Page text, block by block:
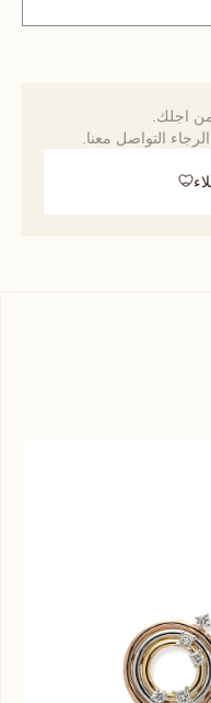
اجلك.
التواصل معنا.